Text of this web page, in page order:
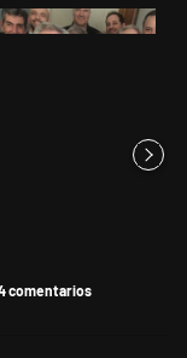
en el Senado:
de tendencia con el
comentarios